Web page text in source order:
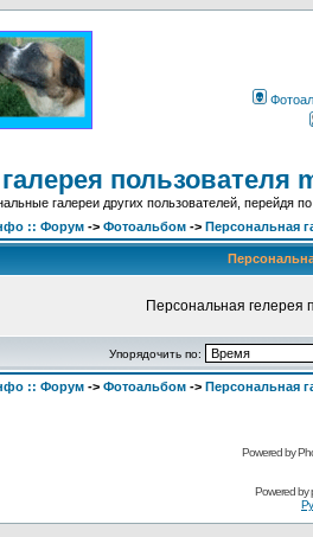
пользователя
галереи других пользователей, перейдя
:: Форум -> Фотоальбом -> Персональная
Персональная гелерея
Упорядочить по:
:: Форум -> Фотоальбом -> Персональная
Powered by
Powered by